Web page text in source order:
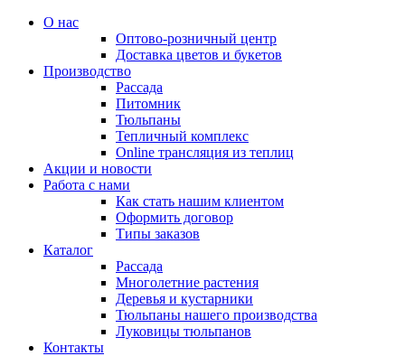
О нас
Оптово-розничный центр
Доставка цветов и букетов
Производство
Рассада
Питомник
Тюльпаны
Тепличный комплекс
Online трансляция из теплиц
Акции и новости
Работа с нами
Как стать нашим клиентом
Оформить договор
Типы заказов
Каталог
Рассада
Многолетние растения
Деревья и кустарники
Тюльпаны нашего производства
Луковицы тюльпанов
Контакты